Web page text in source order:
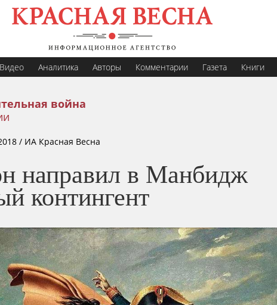
Видео Аналитика Авторы Комментарии Газета Книги
война
/ ИА Красная Весна
направил в Манбидж
контингент